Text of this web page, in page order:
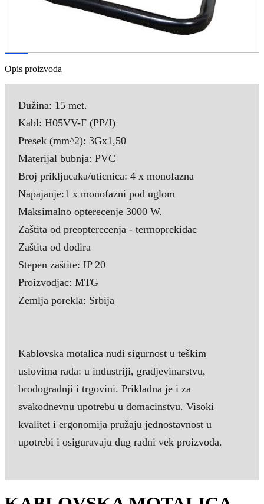
Opis proizvoda
Dužina: 15 met.
Kabl: H05VV-F (PP/J)
Presek (mm^2): 3Gx1,50
Materijal bubnja: PVC
Broj prikljucaka/uticnica: 4 x monofazna
Napajanje:1 x monofazni pod uglom
Maksimalno opterecenje 3000 W.
Zaštita od preopterecenja - termoprekidac
Zaštita od dodira
Stepen zaštite: IP 20
Proizvodjac: MTG
Zemlja porekla: Srbija
Kablovska motalica nudi sigurnost u teškim
uslovima rada: u industriji, gradjevinarstvu,
brodogradnji i trgovini. Prikladna je i za
svakodnevnu upotrebu u domacinstvu. Visoki
kvalitet i ergonomija pružaju jednostavnost u
upotrebi i osiguravaju dug radni vek proizvoda.